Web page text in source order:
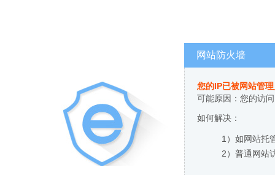
网站防火墙
您的IP已被网站管
可能原因：您的访
如何解决：
1）如网站托
2）普通网站